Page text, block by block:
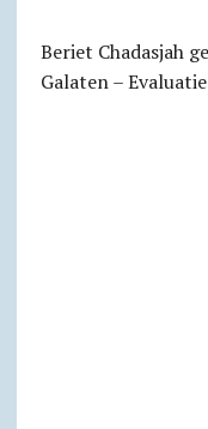
Beriet Chadasjah
Galaten – Evaluatie